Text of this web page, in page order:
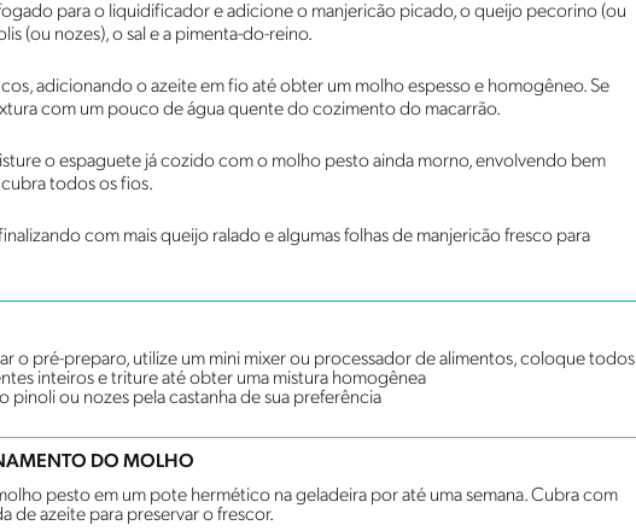
para o liquidificador e adicione o manjericão picado, o queijo pecorino (ou
(ou nozes), o sal e a pimenta-do-reino.
adicionando o azeite em fio até obter um molho espesso e homogêneo. Se
com um pouco de água quente do cozimento do macarrão.
o espaguete já cozido com o molho pesto ainda morno, envolvendo bem
todos os fios.
com mais queijo ralado e algumas folhas de manjericão fresco para
o pré-preparo, utilize um mini mixer ou processador de alimentos, coloque todos
inteiros e triture até obter uma mistura homogênea
pinoli ou nozes pela castanha de sua preferência
DO MOLHO
pesto em um pote hermético na geladeira por até uma semana. Cubra com
de azeite para preservar o frescor.